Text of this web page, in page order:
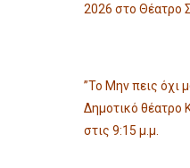
2026 στο Θέατρο
”Το Μην πεις όχι
Δημοτικό θέατρο
στις 9:15 μ.μ.